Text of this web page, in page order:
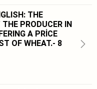
THE
PRODUCER IN
A PRİCE
OF WHEAT.- 8